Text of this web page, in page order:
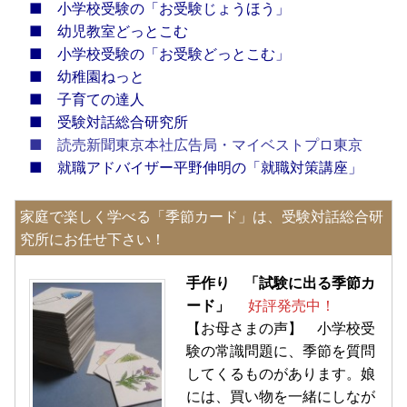
■
小学校受験の「お受験じょうほう」
■ 幼児教室どっとこむ
■ 小学校受験の「お受験どっとこむ」
■ 幼稚園ねっと
■ 子育ての達人
■ 受験対話総合研究所
■ 読売新聞東京本社広告局・マイベストプロ東京
■ 就職アドバイザー平野伸明の「就職対策講座」
家庭で楽しく学べる「季節カード」は、受験対話総合研
究所にお任せ下さい！
手作り 「試験に出る季節カ
ード」 好評発売中！
【お母さまの声】 小学校受
験の常識問題に、季節を質問
してくるものがあります。娘
には、買い物を一緒にしなが